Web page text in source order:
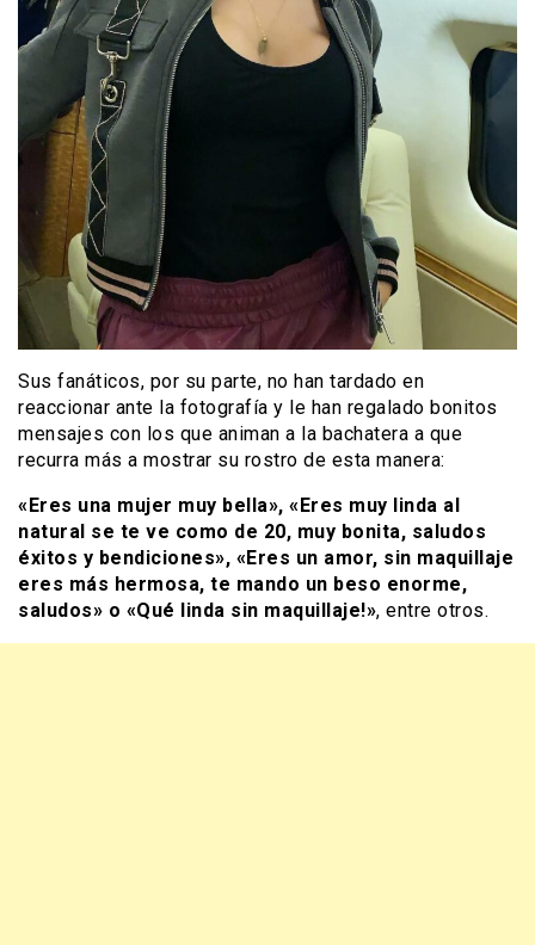
Sus fanáticos, por su parte, no han tardado en
reaccionar ante la fotografía y le han regalado bonitos
mensajes con los que animan a la bachatera a que
recurra más a mostrar su rostro de esta manera:
«Eres una mujer muy bella», «Eres muy linda al
natural se te ve como de 20, muy bonita, saludos
éxitos y bendiciones», «Eres un amor, sin maquillaje
eres más hermosa, te mando un beso enorme,
saludos» o «Qué linda sin maquillaje!», entre otros.